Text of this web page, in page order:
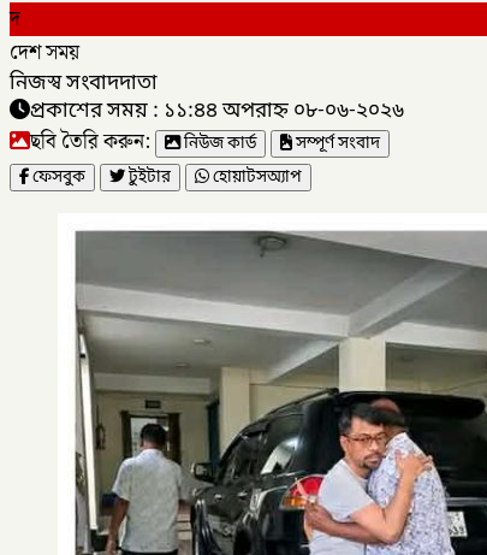
দ
দেশ সময়
নিজস্ব সংবাদদাতা
প্রকাশের সময় : ১১:৪৪ অপরাহ্ন ০৮-০৬-২০২৬
ছবি তৈরি করুন: নিউজ কার্ড
সম্পূর্ণ সংবাদ
ফেসবুক
টুইটার হোয়াটসঅ্যাপ